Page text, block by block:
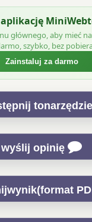
głównego, aby mieć
szybko, bez
Zainstaluj za darmo
tonarzędzie
wyślij opinię